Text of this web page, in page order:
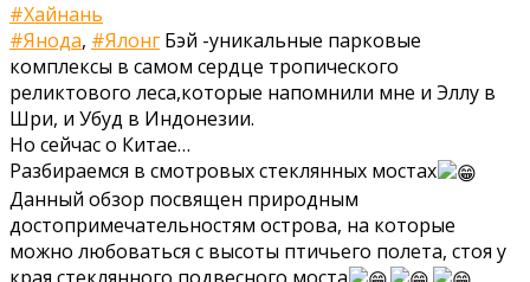
#Хайнань
#Янода, #Ялонг Бэй -уникальные парковые
комплексы в самом сердце тропического
реликтового леса,которые напомнили мне и Эллу в
Шри, и Убуд в Индонезии.
Но сейчас о Китае…
Разбираемся в смотровых стеклянных мостах
Данный обзор посвящен природным
достопримечательностям острова, на которые
можно любоваться с высоты птичьего полета, стоя у